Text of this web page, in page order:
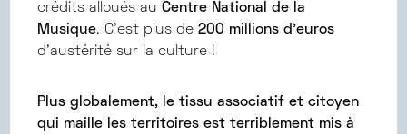
crédits alloués auCentre National de la
Musique. C’est plus de200 millions d’euros
d’austérité sur la culture ! ​
Plus globalement, le tissu associatif et citoyen
qui maille les territoires est terriblement mis à